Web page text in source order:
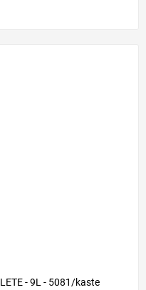
- 9L - 5081/kaste